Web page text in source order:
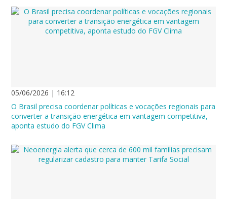
05/06/2026 | 16:12
O Brasil precisa coordenar políticas e vocações regionais para
converter a transição energética em vantagem competitiva,
aponta estudo do FGV Clima